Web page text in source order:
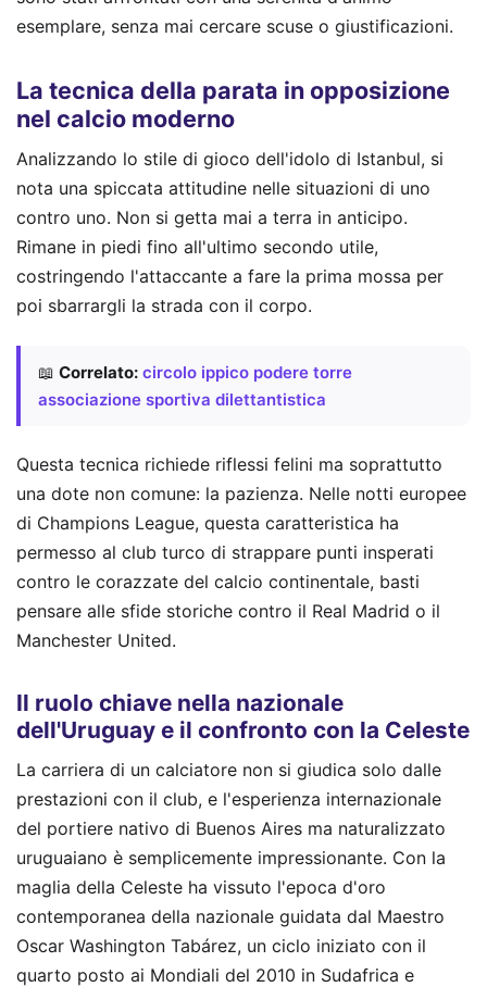
esemplare, senza mai cercare scuse o giustificazioni.
La tecnica della parata in opposizione
nel calcio moderno
Analizzando lo stile di gioco dell'idolo di Istanbul, si
nota una spiccata attitudine nelle situazioni di uno
contro uno. Non si getta mai a terra in anticipo.
Rimane in piedi fino all'ultimo secondo utile,
costringendo l'attaccante a fare la prima mossa per
poi sbarrargli la strada con il corpo.
📖 Correlato: circolo ippico podere torre
associazione sportiva dilettantistica
Questa tecnica richiede riflessi felini ma soprattutto
una dote non comune: la pazienza. Nelle notti europee
di Champions League, questa caratteristica ha
permesso al club turco di strappare punti insperati
contro le corazzate del calcio continentale, basti
pensare alle sfide storiche contro il Real Madrid o il
Manchester United.
Il ruolo chiave nella nazionale
dell'Uruguay e il confronto con la Celeste
La carriera di un calciatore non si giudica solo dalle
prestazioni con il club, e l'esperienza internazionale
del portiere nativo di Buenos Aires ma naturalizzato
uruguaiano è semplicemente impressionante. Con la
maglia della Celeste ha vissuto l'epoca d'oro
contemporanea della nazionale guidata dal Maestro
Oscar Washington Tabárez, un ciclo iniziato con il
quarto posto ai Mondiali del 2010 in Sudafrica e